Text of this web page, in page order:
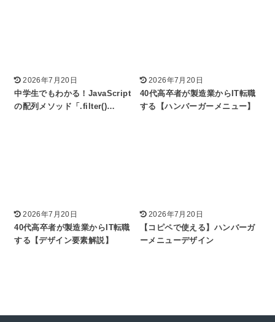
2026年7月20日
中学生でもわかる！JavaScript
の配列メソッド「.filter()…
2026年7月20日
40代高卒者が製造業からIT転職
する【ハンバーガーメニュー】
2026年7月20日
40代高卒者が製造業からIT転職
する【デザイン要素解説】
2026年7月20日
【コピペで使える】ハンバーガ
ーメニューデザイン